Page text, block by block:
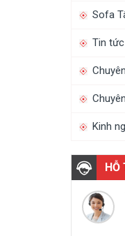
Sofa
Tin tức
Kinh
HỖ